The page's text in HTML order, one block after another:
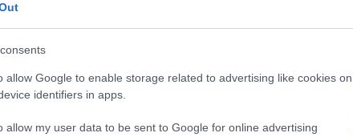
allow Google to enable storage related to advertising like cookies on
identifiers in apps.
allow my user data to be sent to Google for online advertising
di GalluraOggi.it